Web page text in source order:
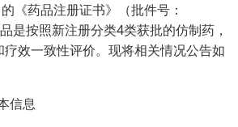
的《药品注册证书》（批件号：
是按照新注册分类4类获批的仿制药，
效一致性评价。现将相关情况公告如
信息